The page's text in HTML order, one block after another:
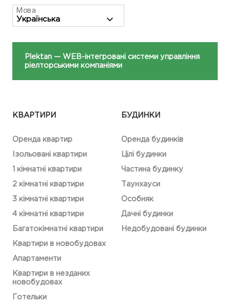
Мова
Plektan — WEB-інтегровані системи управління
ріелторськими компаніями
КВАРТИРИ
Оренда квартир
Ізольовані квартири
1 кімнатні квартири
2 кімнатні квартири
3 кімнатні квартири
4 кімнатні квартири
Багатокімнатні квартири
Квартири в новобудовах
Апартаменти
Квартири в незданих
новобудовах
Готельки
БУДИНКИ
Оренда будинків
Цілі будинки
Частина будинку
Таунхауси
Особняк
Дачні будинки
Недобудовані будинки